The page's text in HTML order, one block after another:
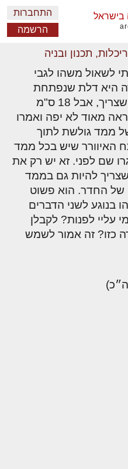
בישראל
התחברות
הרשמה
תכנון ובניה
לשאול משהו לגבי
היא דלת שנפתחת
החוצה ולא לתוך החדר, מה שצריך, אבל 18 ס"מ
מאוד לא יפה ואמרו
ממד גולשת לתוך
פתח האיוורר שיש בכל ממד
שם לפני. זא יש רק את
להיות גם בממד
של החדר. הוא פשוט
בנוגע לשני הדברים
עליי לפנות? לקבלן
כזו? זה אמור לשמש